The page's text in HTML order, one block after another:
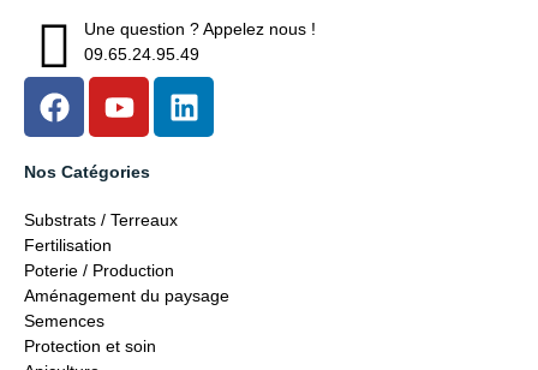
Une question ? Appelez nous !
09.65.24.95.49
Nos Catégories
Substrats / Terreaux
Fertilisation
Poterie / Production
Aménagement du paysage
Semences
Protection et soin